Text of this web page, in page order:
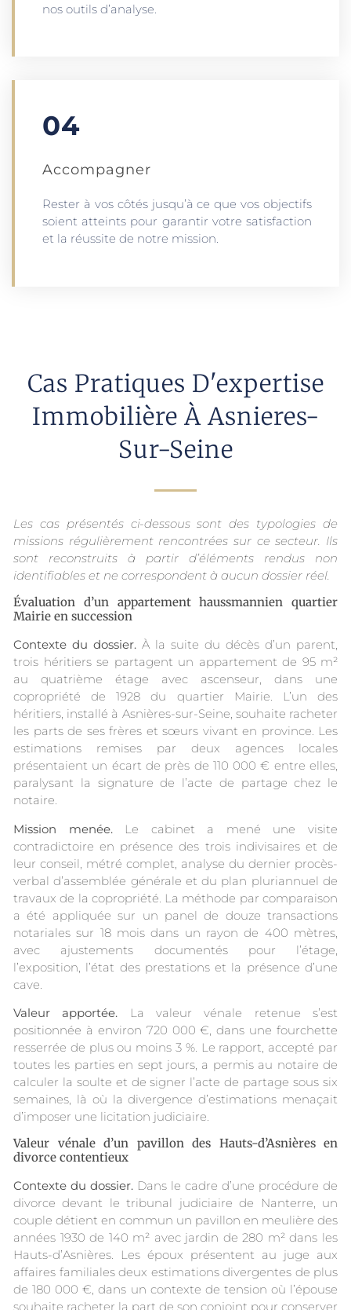
nos outils d’analyse.
04
Accompagner
Rester à vos côtés jusqu’à ce que vos objectifs
soient atteints pour garantir votre satisfaction
et la réussite de notre mission.
Cas Pratiques D'expertise
Immobilière À Asnieres-
Sur-Seine
Les cas présentés ci-dessous sont des typologies de
missions régulièrement rencontrées sur ce secteur. Ils
sont reconstruits à partir d’éléments rendus non
identifiables et ne correspondent à aucun dossier réel.
Évaluation d’un appartement haussmannien quartier
Mairie en succession
Contexte du dossier. À la suite du décès d’un parent,
trois héritiers se partagent un appartement de 95 m²
au quatrième étage avec ascenseur, dans une
copropriété de 1928 du quartier Mairie. L’un des
héritiers, installé à Asnières-sur-Seine, souhaite racheter
les parts de ses frères et sœurs vivant en province. Les
estimations remises par deux agences locales
présentaient un écart de près de 110 000 € entre elles,
paralysant la signature de l’acte de partage chez le
notaire.
Mission menée. Le cabinet a mené une visite
contradictoire en présence des trois indivisaires et de
leur conseil, métré complet, analyse du dernier procès-
verbal d’assemblée générale et du plan pluriannuel de
travaux de la copropriété. La méthode par comparaison
a été appliquée sur un panel de douze transactions
notariales sur 18 mois dans un rayon de 400 mètres,
avec ajustements documentés pour l’étage,
l’exposition, l’état des prestations et la présence d’une
cave.
Valeur apportée. La valeur vénale retenue s’est
positionnée à environ 720 000 €, dans une fourchette
resserrée de plus ou moins 3 %. Le rapport, accepté par
toutes les parties en sept jours, a permis au notaire de
calculer la soulte et de signer l’acte de partage sous six
semaines, là où la divergence d’estimations menaçait
d’imposer une licitation judiciaire.
Valeur vénale d’un pavillon des Hauts-d’Asnières en
divorce contentieux
Contexte du dossier. Dans le cadre d’une procédure de
divorce devant le tribunal judiciaire de Nanterre, un
couple détient en commun un pavillon en meulière des
années 1930 de 140 m² avec jardin de 280 m² dans les
Hauts-d’Asnières. Les époux présentent au juge aux
affaires familiales deux estimations divergentes de plus
de 180 000 €, dans un contexte de tension où l’épouse
souhaite racheter la part de son conjoint pour conserver